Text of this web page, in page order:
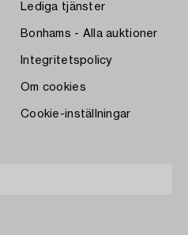
Lediga tjänster
Bonhams - Alla auktioner
Integritetspolicy
Om cookies
Cookie-inställningar